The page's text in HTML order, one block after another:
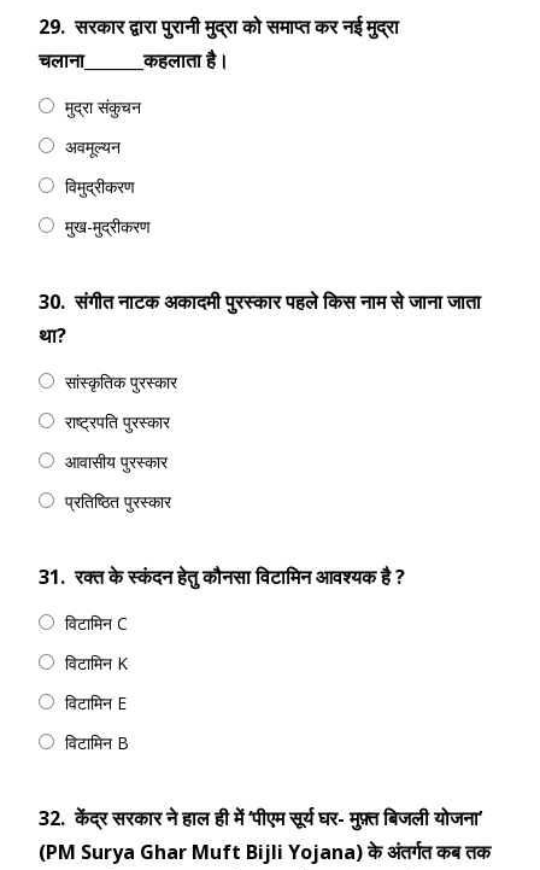
29. सरकार द्वारा पुरानी मुद्रा को समाप्त कर नई मुद्रा
चलाना_______कहलाता है।
मुद्रा संकुचन
अवमूल्यन
विमुद्रीकरण
मुख-मुद्रीकरण
30. संगीत नाटक अकादमी पुरस्कार पहले किस नाम से जाना जाता
था?
सांस्कृतिक पुरस्कार
राष्ट्रपति पुरस्कार
आवासीय पुरस्कार
प्रतिष्ठित पुरस्कार
31. रक्त के स्कंदन हेतु कौनसा विटामिन आवश्यक है ?
विटामिन C
विटामिन K
विटामिन E
विटामिन B
32. केंद्र सरकार ने हाल ही में ‘पीएम सूर्य घर- मुफ़्त बिजली योजना’
(PM Surya Ghar Muft Bijli Yojana) के अंतर्गत कब तक